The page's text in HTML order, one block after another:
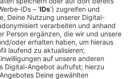
Wir benötigen Ihre
den YouTube Video-Service
laden!